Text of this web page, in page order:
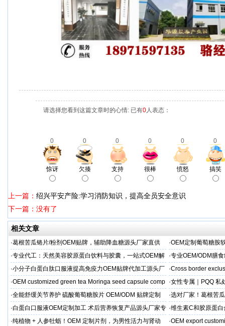
请选择您看到这篇文章时的心情: 已有0人表态：
0 0 0 0 0 0
惊讶 欠揍 支持 很棒 愤怒 搞笑
上一篇： 绍兴平安产险:学习消防知识，提高全员安全意识
下一篇：没有了
相关文章
·葛根苦瓜铬片/粉剂OEM贴牌，辅助降血糖源头厂家直供 ·OEM定制葡萄糖胺
·专业代工：天然美容胶原蛋白饮料与胶囊，一站式OEM解
决方案，助力外贸客户全球市场
·专业OEM/ODM膳
保障
·小分子白蛋白肽口服液提高免疫力OEM贴牌代加工源头厂
家直供
·Cross border
·OEM customized green tea Moringa seed capsule comp ·女性专属｜PQQ 私
贸专供
·全能舒缓关节养护 硫酸葡萄糖胺片 OEM/ODM 贴牌定制
按需定制
·选对厂家！葛根苦
·白蛋白口服液OEM定制加工 术后营养恢复产品源头厂家专
属服务
·维生素C和胶原蛋
·纯植物 + 人参牡蛎！OEM 定制片剂，为男性活力与肾动
·OEM export